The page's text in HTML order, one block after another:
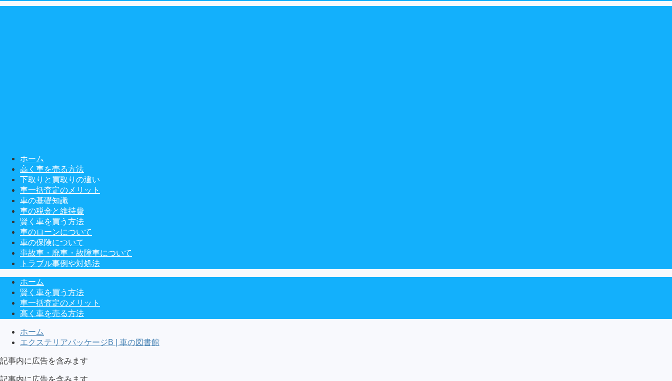
ホーム
高く車を売る方法
下取りと買取りの違い
車一括査定のメリット
車の基礎知識
車の税金と維持費
賢く車を買う方法
車のローンについて
車の保険について
事故車・廃車・故障車について
トラブル事例や対処法
ホーム
賢く車を買う方法
車一括査定のメリット
高く車を売る方法
ホーム
エクステリアパッケージB | 車の図書館
記事内に広告を含みます
記事内に広告を含みます